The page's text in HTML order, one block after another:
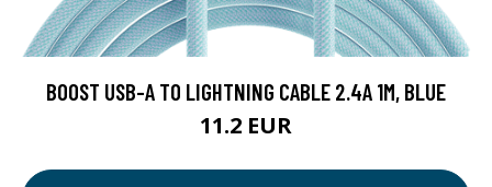
BOOST USB-A TO LIGHTNING CABLE 2.4A 1M, BLUE
11.2 EUR